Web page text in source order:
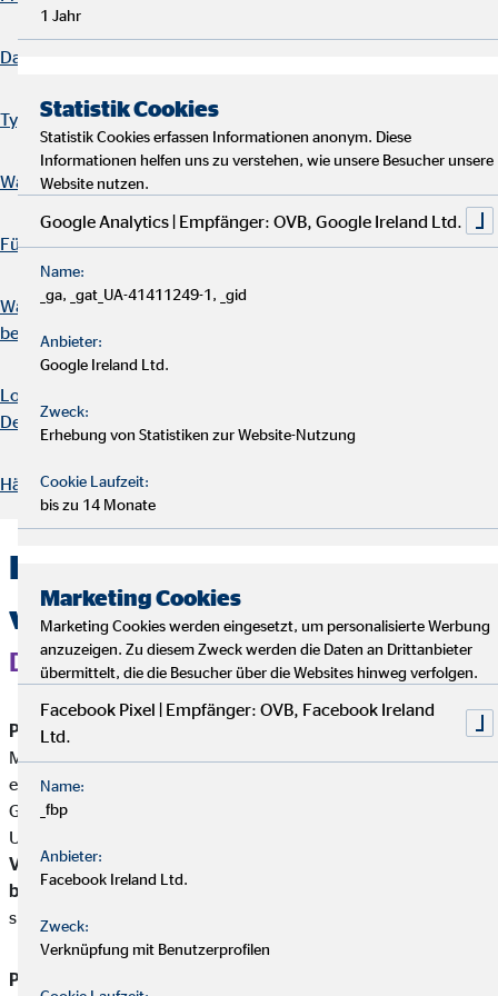
Das Drei-Schichten-Modell der Altersvorsorge
Typische Fehler vermeiden
Warum ist die private Altersvorsorge so wichtig?
Für wen ist eine private Altersvorsorge sinnvoll?
Was gibt es bei der Wahl der richtigen Altersvorsorge zu
beachten?
Lohnt sich eine fondsgebundene Rentenversicherung oder ein
Depot?
Häufig gestellte Fragen
Private Altersvorsorge
verstehen
DEINE MÖGLICHKEITEN
Private Altersvorsorge
Maßnahmen, die duzusätzlich zur gesetzlichen Rente
ergreifst, um deinen
Gegensatz zur gesetzlichen Rentenversicherung, die auf dem
Umlageverfahren basiert, funktionieren
Vorsorgeprodukte nach dem Kapitaldeckungsprinzip
baust über Jahre hinweg ein eigenes Vermögen auf,
später zur Verfügung steht.
Private Altersvorsorge
1 Jahr
Statistik Cookies
Statistik Cookies erfassen Informationen anonym. Diese
Informationen helfen uns zu verstehen, wie unsere Besucher unsere
Website nutzen.
Google Analytics | Empfänger: OVB, Google Ireland Ltd.
Name:
_ga, _gat_UA-41411249-1, _gid
Anbieter:
Google Ireland Ltd.
Zweck:
Erhebung von Statistiken zur Website-Nutzung
Cookie Laufzeit:
bis zu 14 Monate
Marketing Cookies
Marketing Cookies werden eingesetzt, um personalisierte Werbung
anzuzeigen. Zu diesem Zweck werden die Daten an Drittanbieter
übermittelt, die die Besucher über die Websites hinweg verfolgen.
Facebook Pixel | Empfänger: OVB, Facebook Ireland
Ltd.
Name:
_fbp
Anbieter:
Facebook Ireland Ltd.
Zweck:
Verknüpfung mit Benutzerprofilen